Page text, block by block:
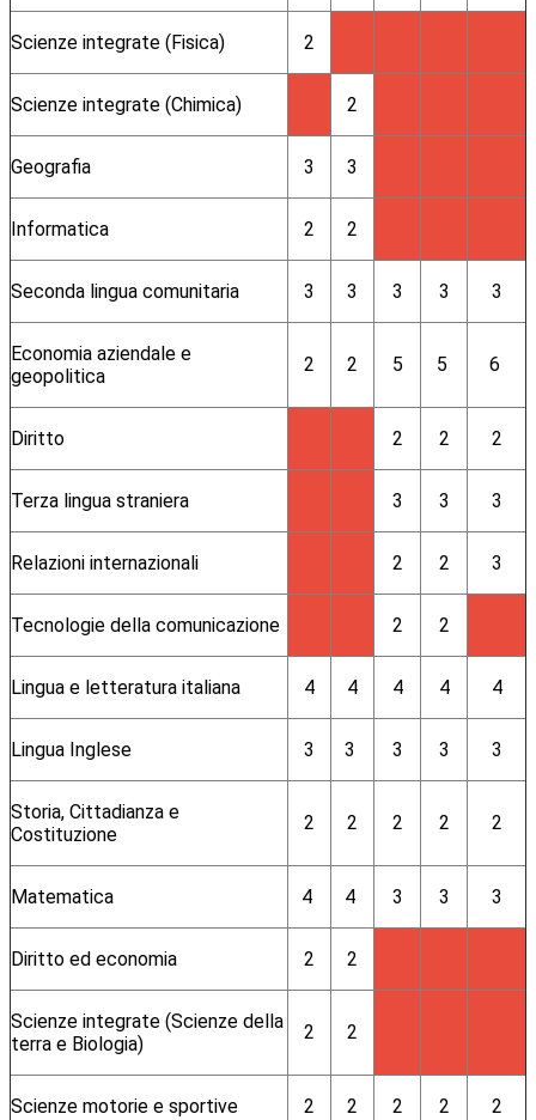
Scienze integrate (Fisica) 2
Scienze integrate (Chimica) 2
Geografia 3 3
Informatica 2 2
Seconda lingua comunitaria 3 3 3 3 3
Economia aziendale e
geopolitica
2 2 5 5 6
Diritto 2 2 2
Terza lingua straniera 3 3 3
Relazioni internazionali 2 2 3
Tecnologie della comunicazione 2 2
Lingua e letteratura italiana 4 4 4 4 4
Lingua Inglese 3 3 3 3 3
Storia, Cittadianza e
Costituzione
2 2 2 2 2
Matematica 4 4 3 3 3
Diritto ed economia 2 2
Scienze integrate (Scienze della
terra e Biologia)
2 2
Scienze motorie e sportive 2 2 2 2 2